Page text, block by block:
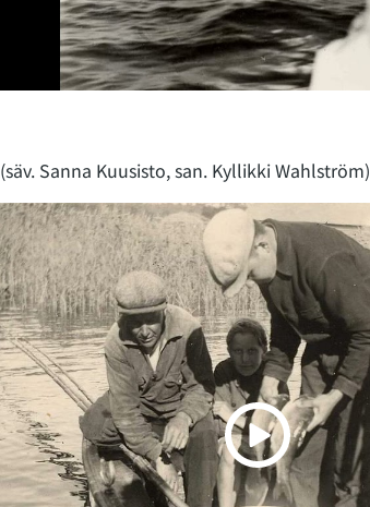
(säv. Sanna Kuusisto, san. Kyllikki Wahlström)